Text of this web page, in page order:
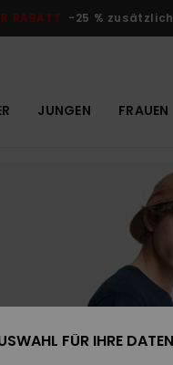
RABATT -25 %
JUNGEN FRAUEN
FÜR IHRE DATEN